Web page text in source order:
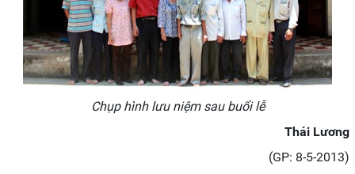
Chụp hình lưu niệm sau buổi lễ
Thái Lương
(GP: 8-5-2013)